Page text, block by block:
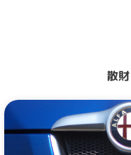
散財